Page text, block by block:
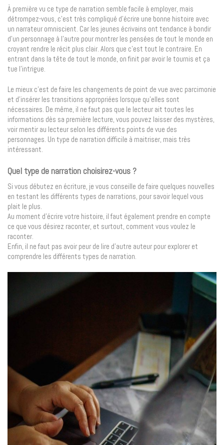
À première vu ce type de narration semble facile à employer, mais
détrompez-vous, c’est très compliqué d’écrire une bonne histoire avec
un narrateur omniscient. Car les jeunes écrivains ont tendance à bondir
d’un personnage à l’autre pour montrer les pensées de tout le monde en
croyant rendre le récit plus clair. Alors que c’est tout le contraire. En
entrant dans la tête de tout le monde, on finit par avoir le tournis et ça
tue l’intrigue.
Le mieux c’est de faire les changements de point de vue avec parcimonie
et d’insérer les transitions appropriées lorsque qu’elles sont
nécessaires. De même, il ne faut pas que le lecteur ait toutes les
informations dès sa première lecture, vous pouvez laisser des mystères,
voir mentir au lecteur selon les différents points de vue des
personnages. Un type de narration difficile à maitriser, mais très
intéressant.
Quel type de narration choisirez-vous ?
Si vous débutez en écriture, je vous conseille de faire quelques nouvelles
en testant les différents types de narrations, pour savoir lequel vous
plait le plus.
Au moment d’écrire votre histoire, il faut également prendre en compte
ce que vous désirez raconter, et surtout, comment vous voulez le
raconter.
Enfin, il ne faut pas avoir peur de lire d’autre auteur pour explorer et
comprendre les différents types de narration.